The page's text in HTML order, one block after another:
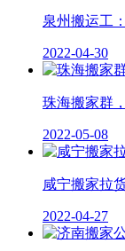
泉州搬运工
2022-04-30
珠海搬家群
2022-05-08
咸宁搬家拉
2022-04-27